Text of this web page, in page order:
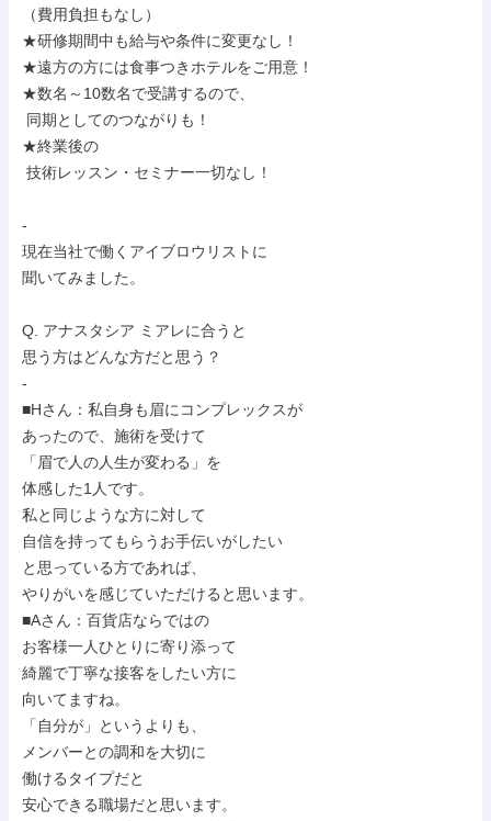
（費用負担もなし）
★研修期間中も給与や条件に変更なし！
★遠方の方には食事つきホテルをご用意！
★数名～10数名で受講するので、
★終業後の
-
現在当社で働くアイブロウリストに
聞いてみました。
Q. アナスタシア ミアレに合うと
思う方はどんな方だと思う？
-
■Hさん：私自身も眉にコンプレックスが
あったので、施術を受けて
「眉で人の人生が変わる」を
体感した1人です。
私と同じような方に対して
自信を持ってもらうお手伝いがしたい
と思っている方であれば、
やりがいを感じていただけると思います。
■Aさん：百貨店ならではの
お客様一人ひとりに寄り添って
綺麗で丁寧な接客をしたい方に
向いてますね。
「自分が」というよりも、
メンバーとの調和を大切に
働けるタイプだと
安心できる職場だと思います。